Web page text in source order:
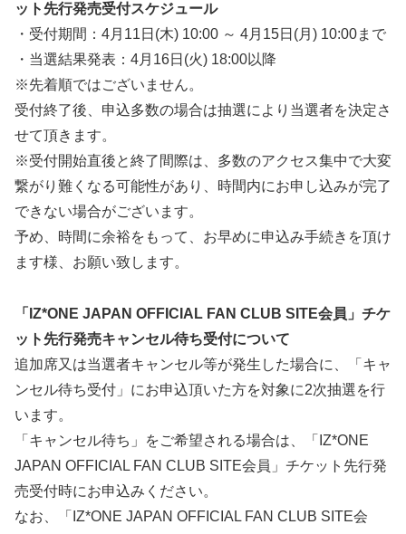
ット先行発売受付スケジュール
・受付期間：4月11日(木) 10:00 ～ 4月15日(月) 10:00まで
・当選結果発表：4月16日(火) 18:00以降
※先着順ではございません。
受付終了後、申込多数の場合は抽選により当選者を決定さ
せて頂きます。
※受付開始直後と終了間際は、多数のアクセス集中で大変
繋がり難くなる可能性があり、時間内にお申し込みが完了
できない場合がございます。
予め、時間に余裕をもって、お早めに申込み手続きを頂け
ます様、お願い致します。
「IZ*ONE JAPAN OFFICIAL FAN CLUB SITE会員」チケ
ット先行発売キャンセル待ち受付について
追加席又は当選者キャンセル等が発生した場合に、「キャ
ンセル待ち受付」にお申込頂いた方を対象に2次抽選を行
います。
「キャンセル待ち」をご希望される場合は、「IZ*ONE
JAPAN OFFICIAL FAN CLUB SITE会員」チケット先行発
売受付時にお申込みください。
なお、「IZ*ONE JAPAN OFFICIAL FAN CLUB SITE会